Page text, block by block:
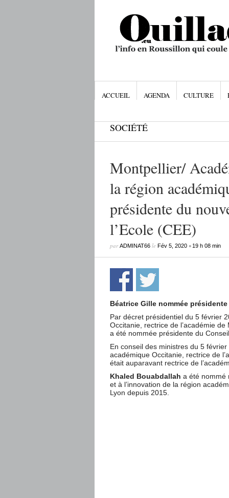
ACCUEIL AGENDA CULTURE
SOCIÉTÉ
Montpellier/
la région
présidente du
l’Ecole (CEE)
parADMINAT66le Fév 5, 2020• 19 h 08 min
Béatrice Gille nommée
Par décret présidentiel du 5 février
Occitanie, rectrice de l’académie
a été nommée présidente du Conseil
En conseil des ministres du 5 février
académique Occitanie, rectrice de
était auparavant rectrice de
Khaled Bouabdallah a été nommé
et à l’innovation de la région
Lyon depuis 2015.